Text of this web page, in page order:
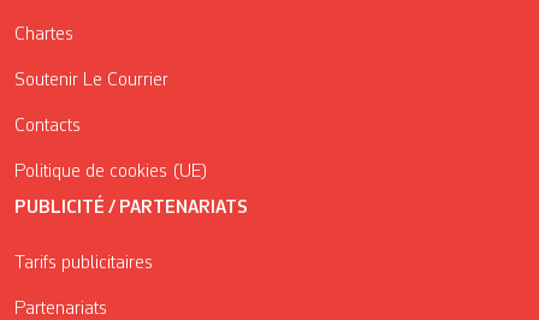
Chartes
Soutenir Le Courrier
Contacts
Politique de cookies (UE)
PUBLICITÉ / PARTENARIATS
Tarifs publicitaires
Partenariats